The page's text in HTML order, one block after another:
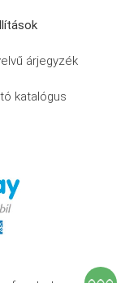
árjegyzék
katalógus